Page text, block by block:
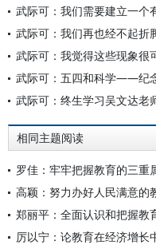
武际可：我们需要建立一个
武际可：我们再也经不起折
武际可：我觉得这些现象很
武际可：五四和科学——纪
武际可：终生学习吴文达老
相同主题阅读
罗佳：牢牢把握教育的三重
高颖：努力办好人民满意的
郑丽平：全面认识和把握教
厉以宁：论教育在经济增长